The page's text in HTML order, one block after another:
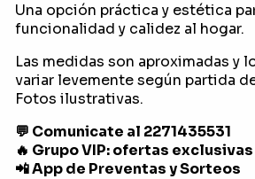
Una opción práctica y estética
funcionalidad y calidez al hogar.
Las medidas son aproximadas y
variar levemente según partida
Fotos ilustrativas.
💬 Comunicate al 2271435531
🔥 Grupo VIP: ofertas exclusivas
📲 App de Preventas y Sorteos